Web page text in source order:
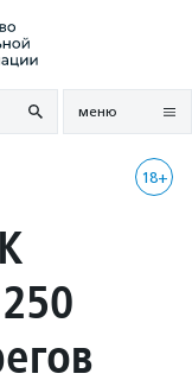
меню
18+